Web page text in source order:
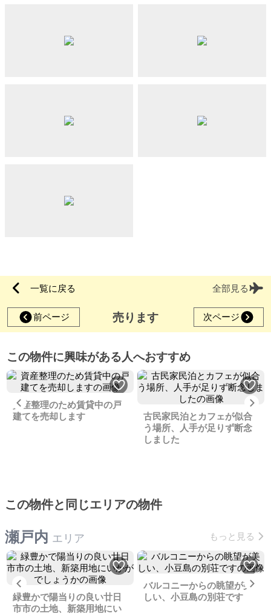
一覧に戻る 全部見る
前ページ 売ります 次ページ
この物件に興味がある人へおすすめ
Previous
資産整理のため賃貸中の戸
建てを売却します
古民家民泊とカフェが似合
う場所、人手が足りず断念
しました
この物件と同じエリアの物件
瀬戸内 エリア もっと見る
Previous
緑豊かで陽当りの良い廿日
市市の土地、新築用地にい
バルコニーからの眺望が美
しい、小豆島の別荘です